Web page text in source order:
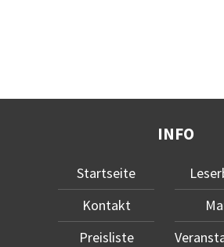
INFO
Startseite
Kontakt
Preisliste